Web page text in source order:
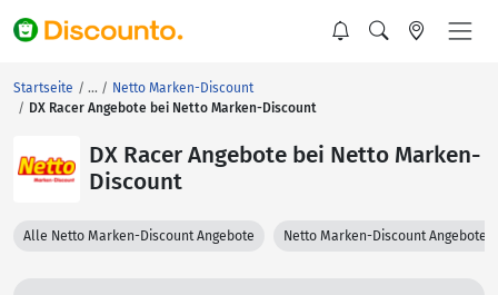
Startseite
Netto Marken-Discount
DX Racer Angebote bei Netto Marken-Discount
DX Racer Angebote bei Netto Marken-
Discount
Alle Netto Marken-Discount Angebote Netto Marken-Discount Angebote